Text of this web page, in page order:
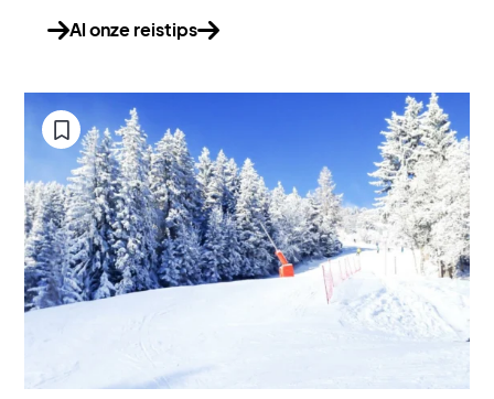
Al onze reistips